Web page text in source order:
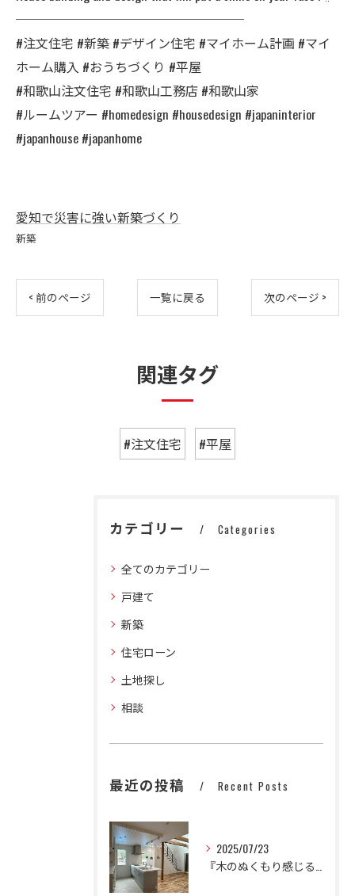
──────────────────
#注文住宅 #新築 #デザイン住宅 #マイホーム計画 #マイ
ホーム購入 #おうちづくり #平屋
#和歌山注文住宅 #和歌山工務店 #和歌山家
#ルームツアー #homedesign #housedesign #japaninterior
#japanhouse #japanhome
愛知で災害に強い新築づくり
新築
< 前のページ 一覧に戻る 次のページ >
関連タグ
#注文住宅 #平屋
カテゴリー Categories
全てのカテゴリー
戸建て
新築
住宅ローン
土地探し
相談
最近の投稿 Recent Posts
2025/07/23
『木のぬくもり感じるかわいいナチュラルハウス』